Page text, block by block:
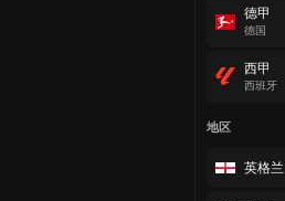
德甲
德国
西甲
西班牙
地区
英格兰